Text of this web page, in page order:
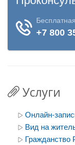
Услуги
Онлайн-
Вид на
Гражданство